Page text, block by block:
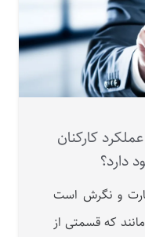
کارکنان
دارد؟
و نگرش است
که قسمتی از